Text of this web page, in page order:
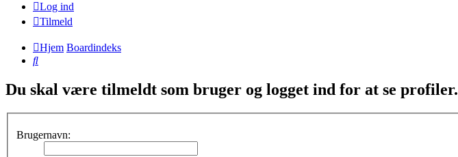
Log ind
Tilmeld
Hjem Boardindeks
Søg
Du skal være tilmeldt som bruger og logget ind for at se profiler.
Brugernavn: